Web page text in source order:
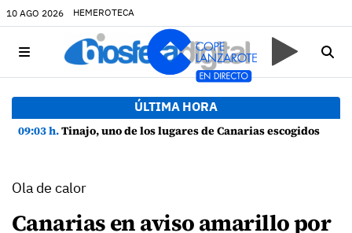
10 AGO 2026 HEMEROTECA
ÚLTIMA HORA
09:03 h.Tinajo, uno de los lugares de Canarias escogidos por el Museo Elder para disfrutar del eclipse solar
Ola de calor
Canarias en aviso amarillo por